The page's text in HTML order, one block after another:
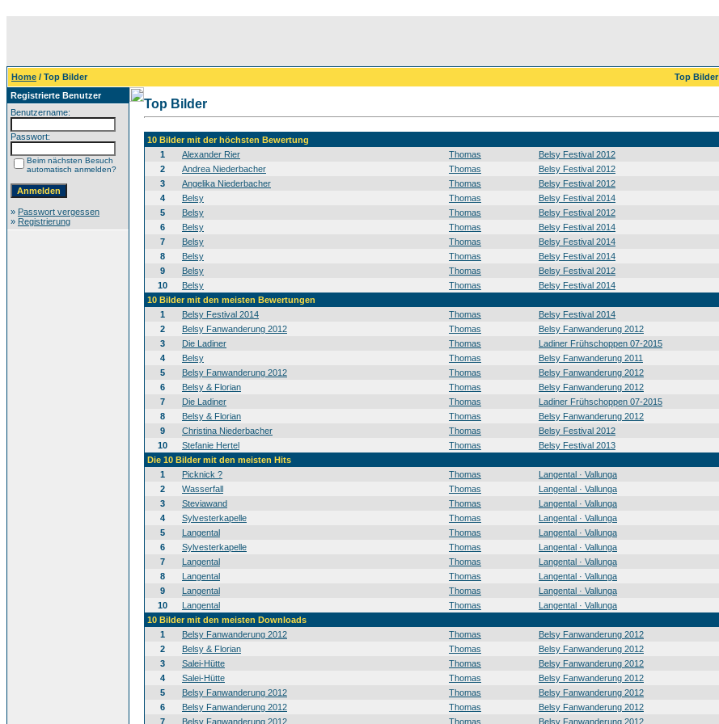
Home / Top Bilder Top Bilder
Registrierte Benutzer
Benutzername:
Passwort:
Beim nächsten Besuch
automatisch anmelden?
» Passwort vergessen
» Registrierung
Top Bilder
10 Bilder mit der höchsten Bewertung
1
Alexander Rier Thomas Belsy Festival 2012
2
Andrea Niederbacher Thomas Belsy Festival 2012
3
Angelika Niederbacher Thomas Belsy Festival 2012
4
Belsy Thomas Belsy Festival 2014
5
Belsy Thomas Belsy Festival 2012
6
Belsy Thomas Belsy Festival 2014
7
Belsy Thomas Belsy Festival 2014
8
Belsy Thomas Belsy Festival 2014
9
Belsy Thomas Belsy Festival 2012
10
Belsy Thomas Belsy Festival 2014
10 Bilder mit den meisten Bewertungen
1
Belsy Festival 2014 Thomas Belsy Festival 2014
2
Belsy Fanwanderung 2012 Thomas Belsy Fanwanderung 2012
3
Die Ladiner Thomas Ladiner Frühschoppen 07-2015
4
Belsy Thomas Belsy Fanwanderung 2011
5
Belsy Fanwanderung 2012 Thomas Belsy Fanwanderung 2012
6
Belsy & Florian Thomas Belsy Fanwanderung 2012
7
Die Ladiner Thomas Ladiner Frühschoppen 07-2015
8
Belsy & Florian Thomas Belsy Fanwanderung 2012
9
Christina Niederbacher Thomas Belsy Festival 2012
10
Stefanie Hertel Thomas Belsy Festival 2013
Die 10 Bilder mit den meisten Hits
1
Picknick ? Thomas Langental · Vallunga
2
Wasserfall Thomas Langental · Vallunga
3
Steviawand Thomas Langental · Vallunga
4
Sylvesterkapelle Thomas Langental · Vallunga
5
Langental Thomas Langental · Vallunga
6
Sylvesterkapelle Thomas Langental · Vallunga
7
Langental Thomas Langental · Vallunga
8
Langental Thomas Langental · Vallunga
9
Langental Thomas Langental · Vallunga
10
Langental Thomas Langental · Vallunga
10 Bilder mit den meisten Downloads
1
Belsy Fanwanderung 2012 Thomas Belsy Fanwanderung 2012
2
Belsy & Florian Thomas Belsy Fanwanderung 2012
3
Salei-Hütte Thomas Belsy Fanwanderung 2012
4
Salei-Hütte Thomas Belsy Fanwanderung 2012
5
Belsy Fanwanderung 2012 Thomas Belsy Fanwanderung 2012
6
Belsy Fanwanderung 2012 Thomas Belsy Fanwanderung 2012
7
Belsy Fanwanderung 2012 Thomas Belsy Fanwanderung 2012